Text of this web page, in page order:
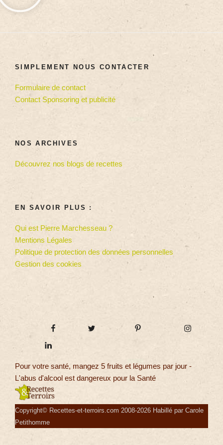
SIMPLEMENT NOUS CONTACTER
Formulaire de contact
Contact Sponsoring et publicité
NOS ARCHIVES
Découvrez nos blogs de recettes
EN SAVOIR PLUS :
Qui est Pierre Marchesseau ?
Mentions Légales
Politique de protection des données personnelles
Gestion des cookies
Pour votre santé, mangez 5 fruits et légumes par jour -
L'abus d'alcool est dangereux pour la Santé
Copyright© Recettes-et-terroirs.com 2008-2026 Habillé par Carole
Petithomme